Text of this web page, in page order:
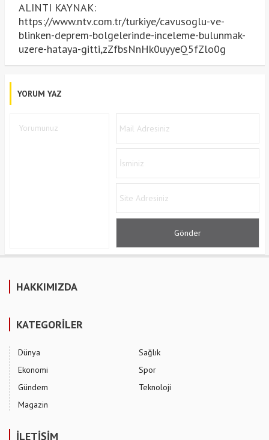
ALINTI KAYNAK:
https://www.ntv.com.tr/turkiye/cavusoglu-ve-
blinken-deprem-bolgelerinde-inceleme-bulunmak-
uzere-hataya-gitti,zZfbsNnHk0uyyeQ5fZlo0g
YORUM YAZ
HAKKIMIZDA
KATEGORİLER
Dünya
Ekonomi
Gündem
Magazin
Sağlık
Spor
Teknoloji
İLETİŞİM